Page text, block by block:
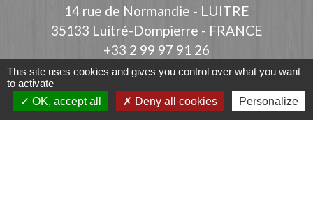
14 rue de Normandie - LUITRE
35133 Luitré-Dompierre - FRANCE
+33 2 99 97 91 26
Contact par formulaire
This site uses cookies and gives you control over what you want
to activate
OK, accept all
Deny all cookies Personalize